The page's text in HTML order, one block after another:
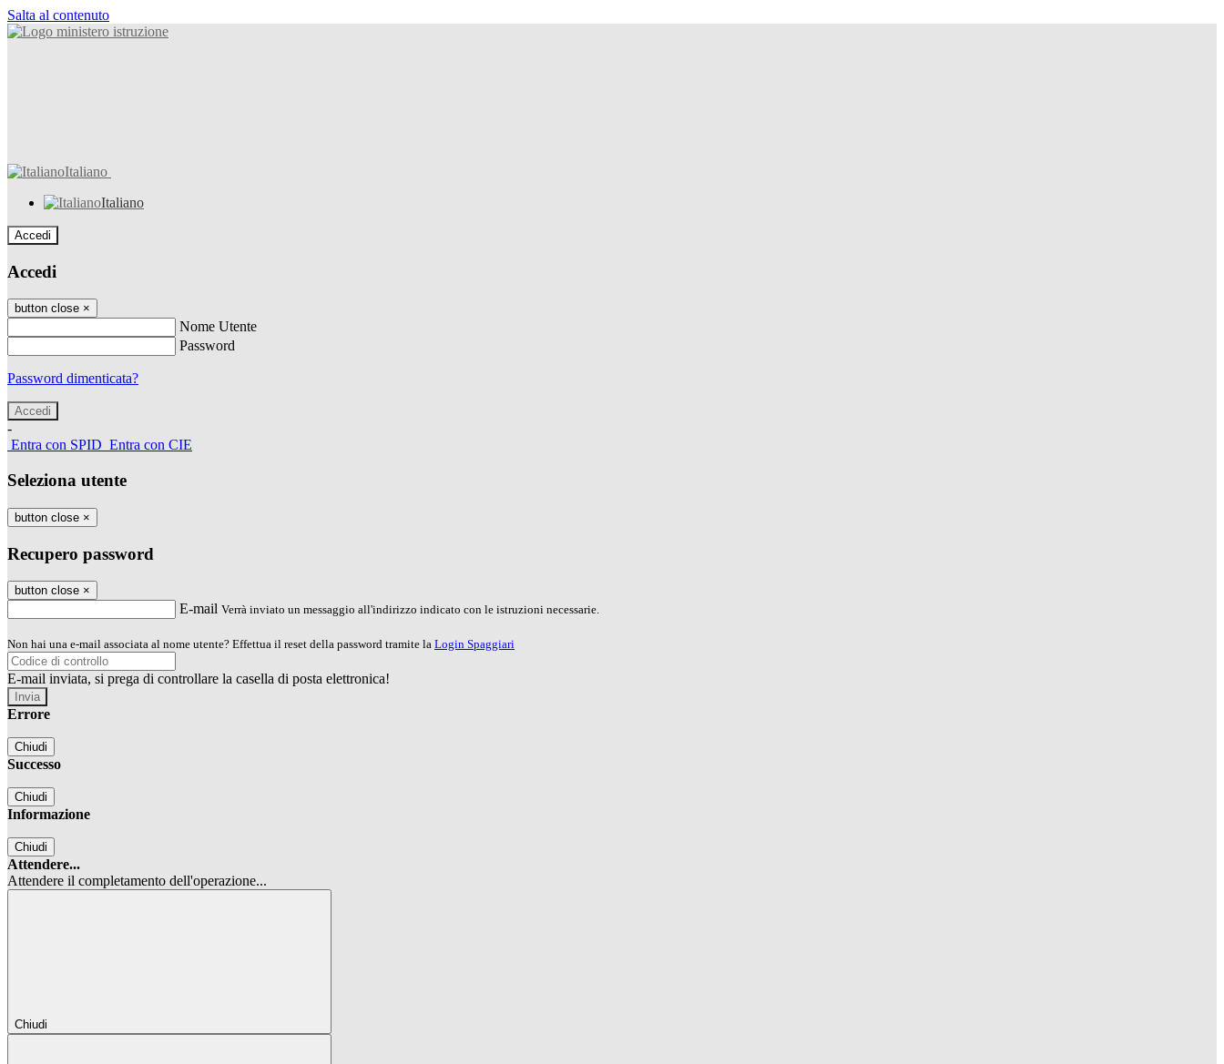
Salta al contenuto
Italiano
Italiano
Accedi
Accedi
button close ×
Nome Utente
Password
Password dimenticata?
-
Entra con SPID Entra con CIE
Seleziona utente
button close ×
Recupero password
button close ×
E-mail Verrà inviato un messaggio all'indirizzo indicato con le istruzioni necessarie.
Non hai una e-mail associata al nome utente? Effettua il reset della password tramite la Login Spaggiari
E-mail inviata, si prega di controllare la casella di posta elettronica!
Errore
Chiudi
Successo
Chiudi
Informazione
Chiudi
Attendere...
Attendere il completamento dell'operazione...
Chiudi